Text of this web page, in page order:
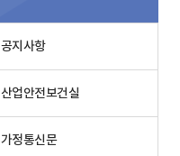
공지사항
산업안전보건실
가정통신문